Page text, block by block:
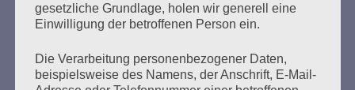
Erstellt am28. Januar 2013
Frau Bundeskanzlerin Dr. Angela
MerkelBundeskanzleramtWilly-Brandt-Straße 110557
Berlin 28. Januar 2013 Verfolgung der Sinti und Roma in
gesetzliche Grundlage, holen wir generell eine
Einwilligung der betroffenen Person ein.
Die Verarbeitung personenbezogener Daten,
beispielsweise des Namens, der Anschrift, E-Mail-